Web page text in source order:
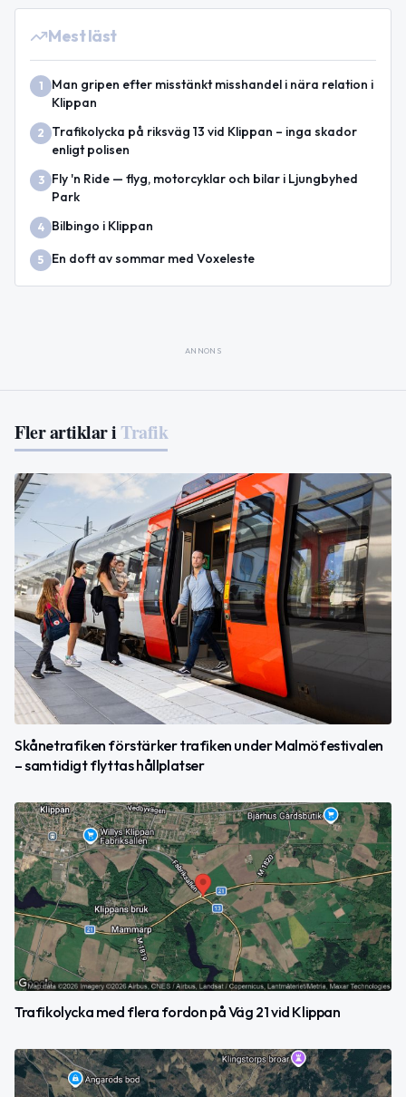
Mest läst
1
Man gripen efter misstänkt misshandel i nära relation i
Klippan
2
Trafikolycka på riksväg 13 vid Klippan – inga skador
enligt polisen
3
Fly 'n Ride — flyg, motorcyklar och bilar i Ljungbyhed
Park
4 Bilbingo i Klippan
5 En doft av sommar med Voxeleste
ANNONS
Fler artiklar i Trafik
Skånetrafiken förstärker trafiken under Malmöfestivalen
– samtidigt flyttas hållplatser
Trafikolycka med flera fordon på Väg 21 vid Klippan